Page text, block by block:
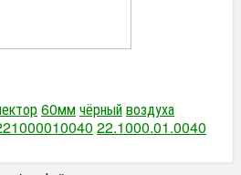
60ммчёрныйвоздуха
22.1000.01.0040